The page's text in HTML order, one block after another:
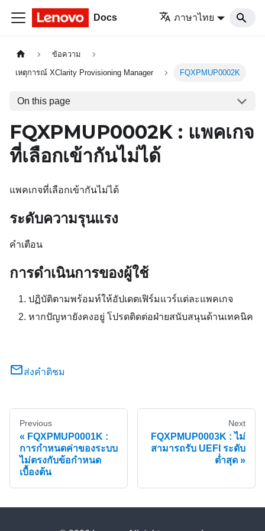
Docs ภาษาไทย
ข้อความ
เหตุการณ์ XClarity Provisioning Manager FQXPMUP0002K
On this page
FQXPMUP0002K : แพคเกจ
ที่เลือกเข้ากันไม่ได้
แพคเกจที่เลือกเข้ากันไม่ได้
ระดับความรุนแรง
คำเตือน
การดำเนินการของผู้ใช้
ปฏิบัติตามพร้อมท์ให้อัปเดตเฟิร์มแวร์แต่ละแพคเกจ
หากปัญหายังคงอยู่ โปรดติดต่อฝ่ายสนับสนุนด้านเทคนิค
ส่งคำติชม
Previous
FQXPMUP0001K :
การกำหนดค่าของระบบ
ไม่ตรงกับข้อกำหนด
เบื้องต้น
Next
FQXPMUP0003K : ไม่
สามารถรับ UEFI ระดับ
ต่ำสุด